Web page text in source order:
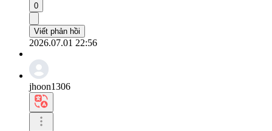
0
Viết phản hồi
2026.07.01 22:56
jhoon1306